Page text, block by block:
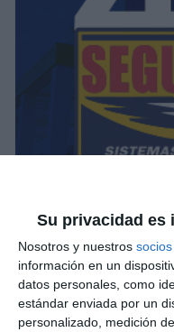
Su privacidad es
Nosotros y nuestros socios
información en un
datos personales, como
estándar enviada por un
personalizado, medición